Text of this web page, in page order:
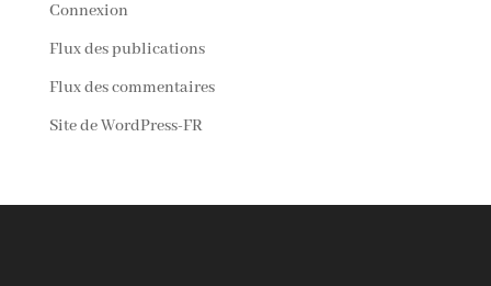
Connexion
Flux des publications
Flux des commentaires
Site de WordPress-FR